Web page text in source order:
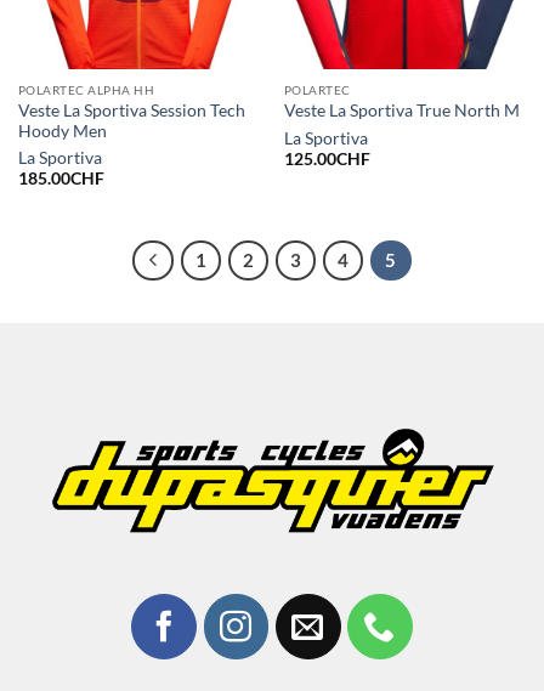
POLARTEC ALPHA HH
Veste La Sportiva Session Tech
Hoody Men
La Sportiva
185.00CHF
POLARTEC
Veste La Sportiva True North M
La Sportiva
125.00CHF
1 2 3 4 5